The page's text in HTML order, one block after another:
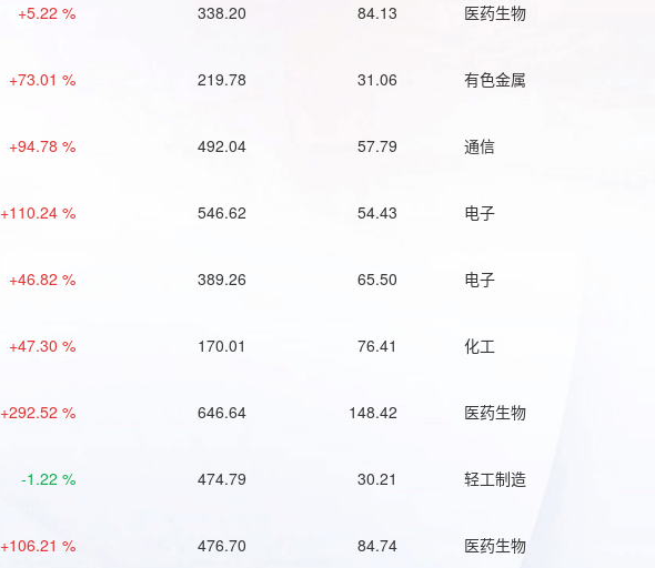
+5.22 % 338.20 84.13 医药生物
+73.01 % 219.78 31.06 有色金属
+94.78 % 492.04 57.79 通信
+110.24 % 546.62 54.43 电子
+46.82 % 389.26 65.50 电子
+47.30 % 170.01 76.41 化工
+292.52 % 646.64 148.42 医药生物
-1.22 % 474.79 30.21 轻工制造
+106.21 % 476.70 84.74 医药生物